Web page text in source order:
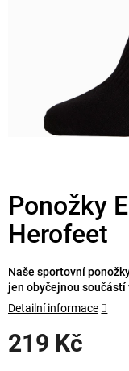
Ponožky
Herofeet
219 Kč
Naše sportovní
jen obyčejnou
Detailní informace